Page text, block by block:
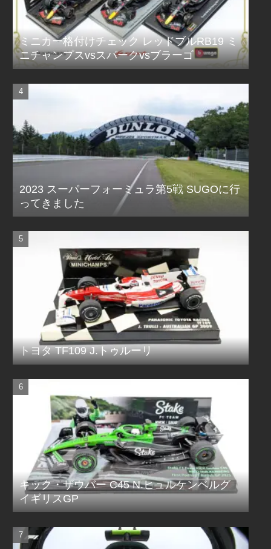
ミニカー格付けチェック レッドブルRB19 ミ
ニチャンプスvsスパークvsブラーゴ
2023 スーパーフォーミュラ第5戦 SUGOに行
ってきました
トヨタ TF109 J.トゥルーリ
キック・ザウバー C45 N.ヒュルケンベルグ
イギリスGP